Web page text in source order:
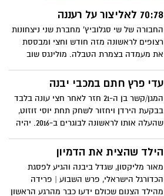
70:78 לאליצור על רעננה
החבורה של שי סגלוביץ' מחברת שני ניצחונות
רצופים לראשונה מזה חודש וחצי ומבססת
את מעמדה בצמרת הטבלה. מולינגס שוב
הקבוצה מהספסל". המאמן: "חזרנו למסלול
הניצחונות"
עדי פרץ חתם במכבי יבנה
המגן/קשר בן ה-21 חזר לאחר חצי עונה בלבד
בבקעת הירדן ויחזור לשחק תחת יוסי זוזוט,
שהעלה אותו לראשונה לבוגרים ב-2016. יהיה
הילד שהצית את הדמיון
מאור מליקסון, שגדל ביבנה והגיע לפסגת
הכדורגל הישראלי, פרש השבוע | פרידה
מהילד הצנום שכולם ידעו כבר מהרגע הראשון